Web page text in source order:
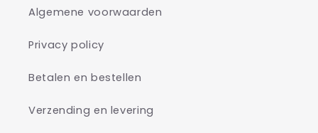
Algemene voorwaarden
Privacy policy
Betalen en bestellen
Verzending en levering